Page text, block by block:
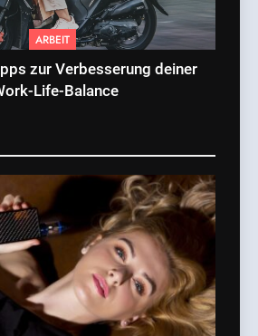
ARBEIT
zur Verbesserung deiner
Life-Balance